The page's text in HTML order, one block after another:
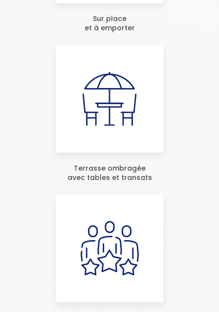
Sur place
et à emporter
Terrasse ombragée
avec tables et transats